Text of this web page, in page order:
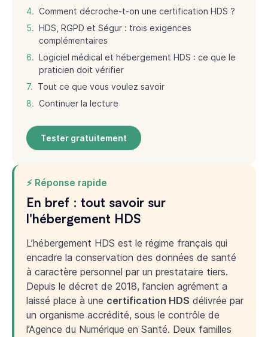
Comment décroche-t-on une certification HDS ?
HDS, RGPD et Ségur : trois exigences
complémentaires
Logiciel médical et hébergement HDS : ce que le
praticien doit vérifier
Tout ce que vous voulez savoir
Continuer la lecture
Tester gratuitement
⚡ Réponse rapide
En bref : tout savoir sur
l'hébergement HDS
L’hébergement HDS est le régime français qui
encadre la conservation des données de santé
à caractère personnel par un prestataire tiers.
Depuis le décret de 2018, l’ancien agrément a
laissé place à une certification HDS délivrée par
un organisme accrédité, sous le contrôle de
l’Agence du Numérique en Santé. Deux familles